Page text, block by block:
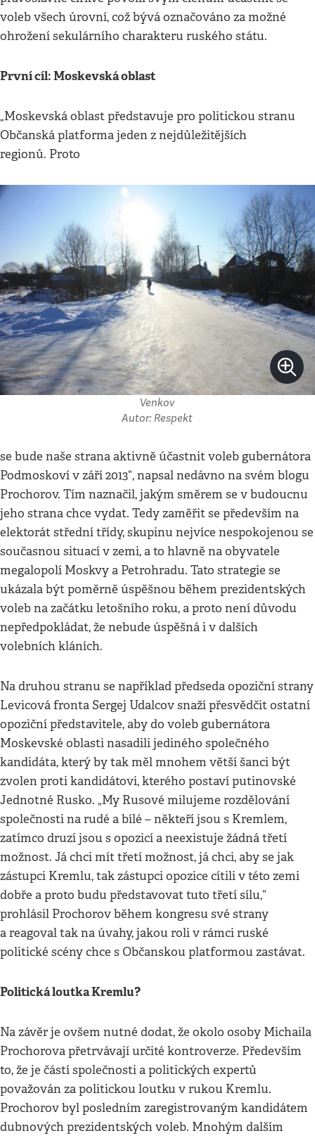
voleb všech úrovní, což bývá označováno za možné
ohrožení sekulárního charakteru ruského státu.
První cíl: Moskevská oblast
„Moskevská oblast představuje pro politickou stranu
Občanská platforma jeden z nejdůležitějších
regionů. Proto
Venkov
Autor: Respekt
se bude naše strana aktivně účastnit voleb gubernátora
Podmoskoví v září 2013“, napsal nedávno na svém blogu
Prochorov. Tím naznačil, jakým směrem se v budoucnu
jeho strana chce vydat. Tedy zaměřit se především na
elektorát střední třídy, skupinu nejvíce nespokojenou se
současnou situací v zemi, a to hlavně na obyvatele
megalopolí Moskvy a Petrohradu. Tato strategie se
ukázala být poměrně úspěšnou během prezidentských
voleb na začátku letošního roku, a proto není důvodu
nepředpokládat, že nebude úspěšná i v dalších
volebních kláních.
Na druhou stranu se například předseda opoziční strany
Levicová fronta Sergej Udalcov snaží přesvědčit ostatní
opoziční představitele, aby do voleb gubernátora
Moskevské oblasti nasadili jediného společného
kandidáta, který by tak měl mnohem větší šanci být
zvolen proti kandidátovi, kterého postaví putinovské
Jednotné Rusko. „My Rusové milujeme rozdělování
společnosti na rudé a bílé – někteří jsou s Kremlem,
zatímco druzí jsou s opozicí a neexistuje žádná třetí
možnost. Já chci mít třetí možnost, já chci, aby se jak
zástupci Kremlu, tak zástupci opozice cítili v této zemi
dobře a proto budu představovat tuto třetí sílu,“
prohlásil Prochorov během kongresu své strany
a reagoval tak na úvahy, jakou roli v rámci ruské
politické scény chce s Občanskou platformou zastávat.
Politická loutka Kremlu?
Na závěr je ovšem nutné dodat, že okolo osoby Michaila
Prochorova přetrvávají určité kontroverze. Především
to, že je částí společnosti a politických expertů
považován za politickou loutku v rukou Kremlu.
Prochorov byl posledním zaregistrovaným kandidátem
dubnových prezidentských voleb. Mnohým dalším